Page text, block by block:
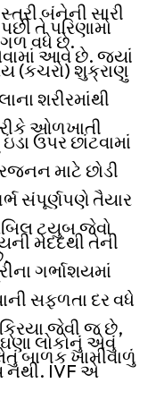
બંનેની સારી
તે પરિણામો
વધે છે.
આવે છે. જ્યાં
(કચરો) શુક્રાણુ
શરીરમાંથી
ઓળખાતી
ઉપર છાંટવામાં
માટે છોડી
સંપૂર્ણપણે તૈયાર
ટ્યુબ જેવો
મદદથી તેની
ગર્ભાશયમાં
સફળતા દર વધે
જેવી જ છે,
લોકોનું એવું
બાળક ખામીવાળું
નથી. IVF એ